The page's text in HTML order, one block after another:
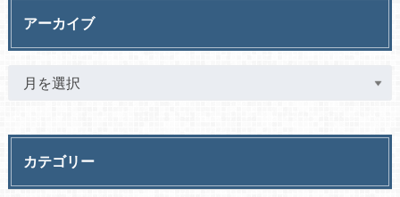
アーカイブ
カテゴリー